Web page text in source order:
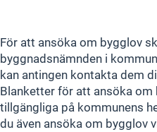
För att ansöka om bygglov
byggnadsnämnden i
kan antingen kontakta dem
Blanketter för att ansöka
tillgängliga på kommunens
du även ansöka om bygglov